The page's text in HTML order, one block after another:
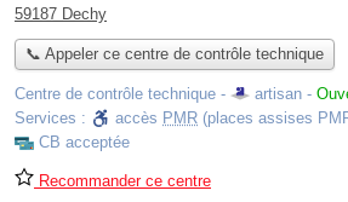
59187 Dechy
📞 Appeler ce centre de contrôle technique
Centre de contrôle technique - artisan -
Services :
accès PMR (places assises
CB acceptée
Recommander ce centre